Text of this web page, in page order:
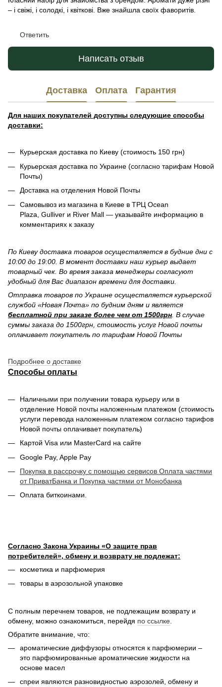
– і свіжі, і солодкі, і квіткові. Вже знайшла своїх фаворитів.
Ответить
Написать отзыв
Доставка Оплата Гарантия
Для наших покупателей доступны следующие способы
доставки:
Курьерская доставка по Киеву (стоимость 150 грн)
Курьерская доставка по Украине (согласно тарифам Новой
Почты)
Доставка на отделения Новой Почты
Самовывоз из магазина в Киеве в ТРЦ Ocean
Plaza, Gulliver и River Mall — указывайте информацию в
комментариях к заказу
По Киеву доставка товаров осуществляется в будние дни с
10:00 до 19:00. В момент доставки наш курьер выдает
товарный чек. Во время заказа менеджеры согласуют
удобный для Вас диапазон времени для доставки.
Отправка товаров по Украине осуществляется курьерской
службой «Новая Почта» по будним дням и является
бесплатной при заказе более чем от 1500грн . В случае
суммы заказа до 1500грн, стоимость услуг Новой почты
оплачивает покупатель по тарифам Новой Почты
Подробнее о доставке
Способы оплаты
Наличными при получении товара курьеру или в
отделение Новой почты наложенным платежом (стоимость
услуги перевода наложенным платежом согласно тарифов
Новой почты оплачивает покупатель)
Картой Visa или MasterCard на сайте
Google Pay, Apple Pay
Покупка в рассрочку с помощью сервисов Оплата частями
от ПриватБанка и Покупка частями от Монобанка
Оплата биткоинами.
Согласно Закона Украины «О защите прав
потребителей», обмену и возврату не подлежат:
косметика и парфюмерия
товары в аэрозольной упаковке
С полным перечнем товаров, не подлежащим возврату и
обмену, можно ознакомиться, перейдя по ссылке
Обратите внимание, что:
ароматические диффузоры относятся к парфюмерии –
это парфюмированные ароматические жидкости на
основе масел
спреи являются разновидностью аэрозолей, обмену и